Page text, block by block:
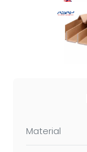
Material